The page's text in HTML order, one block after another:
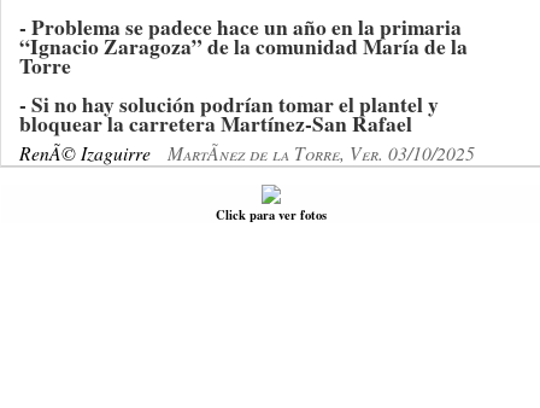
- Problema se padece hace un año en la primaria
“Ignacio Zaragoza” de la comunidad María de la
Torre
- Si no hay solución podrían tomar el plantel y
bloquear la carretera Martínez-San Rafael
RenÃ© Izaguirre MartÃ­nez de la Torre, Ver. 03/10/2025
Click para ver fotos